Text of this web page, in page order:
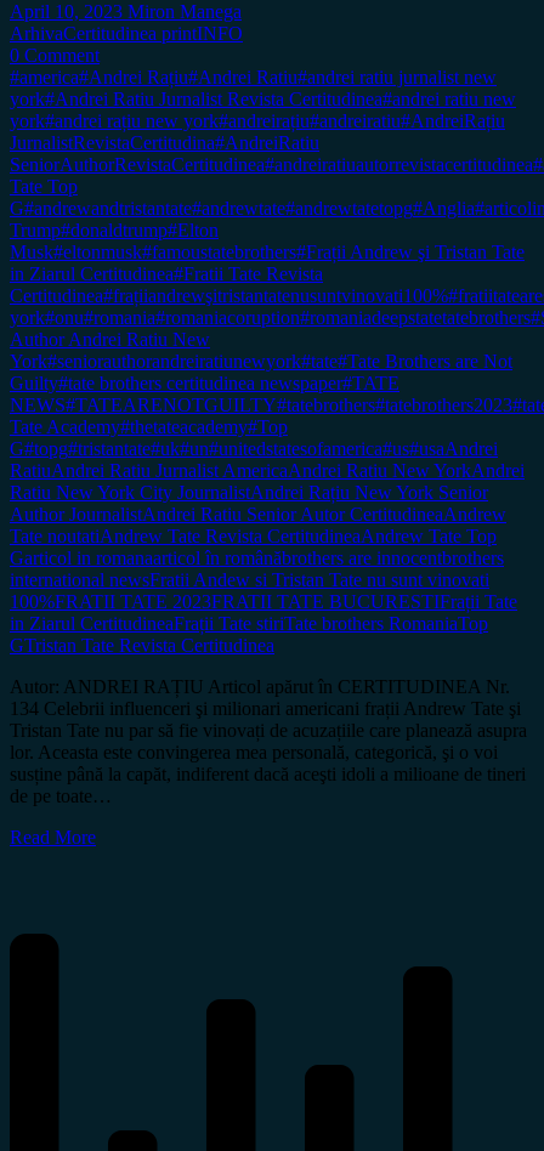
April 10, 2023 Miron Manega
ArhivaCertitudinea printINFO
0 Comment
#america#Andrei Rațiu#Andrei Ratiu#andrei ratiu jurnalist new
york#Andrei Ratiu Jurnalist Revista Certitudinea#andrei ratiu new
york#andrei rațiu new york#andreirațiu#andreiratiu#AndreiRațiu
JurnalistRevistaCertitudina#AndreiRatiu
SeniorAuthorRevistaCertitudinea#andreiratiuautorrevistacertitudinea
Tate Top
G#andrewandtristantate#andrewtate#andrewtatetopg#Anglia
Trump#donaldtrump#Elton
Musk#eltonmusk#famoustatebrothers#Frații Andrew şi Tristan Tate
in Ziarul Certitudinea#Fratii Tate Revista
Certitudinea#frațiiandrewşitristantatenusuntvinovati100%
york#onu#romania#romaniacoruption#romaniadeepstatetatebrothers
Author Andrei Ratiu New
York#seniorauthorandreiratiunewyork#tate#Tate Brothers are Not
Guilty#tate brothers certitudinea newspaper#TATE
NEWS#TATEARENOTGUILTY#tatebrothers#tatebrothers2023
Tate Academy#thetateacademy#Top
G#topg#tristantate#uk#un#unitedstatesofamerica#us#usaAndrei
RatiuAndrei Ratiu Jurnalist AmericaAndrei Ratiu New YorkAndrei
Ratiu New York City JournalistAndrei Rațiu New York Senior
Author JournalistAndrei Ratiu Senior Autor CertitudineaAndrew
Tate noutatiAndrew Tate Revista CertitudineaAndrew Tate Top
Garticol in romanaarticol în românăbrothers are innocentbrothers
international newsFratii Andew si Tristan Tate nu sunt vinovati
100%FRATII TATE 2023FRATII TATE BUCURESTIFrații Tate
in Ziarul CertitudineaFrații Tate stiriTate brothers RomaniaTop
GTristan Tate Revista Certitudinea
Autor: ANDREI RAȚIU Articol apărut în CERTITUDINEA Nr.
134 Celebrii influenceri şi milionari americani frații Andrew Tate şi
Tristan Tate nu par să fie vinovați de acuzațiile care planează asupra
lor. Aceasta este convingerea mea personală, categorică, şi o voi
susține până la capăt, indiferent dacă aceşti idoli a milioane de tineri
de pe toate…
Read More